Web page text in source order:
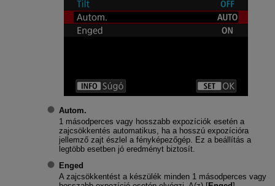
Autom.
1 másodperces vagy hosszabb expozíciók esetén a
zajcsökkentés automatikus, ha a hosszú expozícióra
jellemző zajt észlel a fényképezőgép. Ez a beállítás a
legtöbb esetben jó eredményt biztosít.
Enged
A zajcsökkentést a készülék minden 1 másodperces vagy